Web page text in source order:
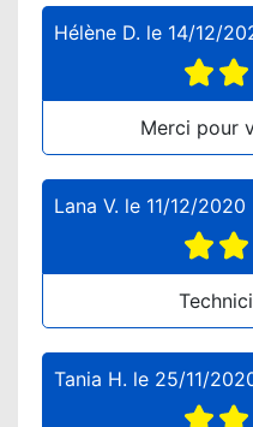
Hélène D. le 14/12/
Merci pour
Lana V. le 11/12/2020
Tania H. le 25/11/